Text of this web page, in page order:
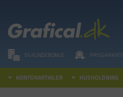
5% KUNDEBONUS PRISGARANTI
KONTORARTIKLER HUSHOLDNING